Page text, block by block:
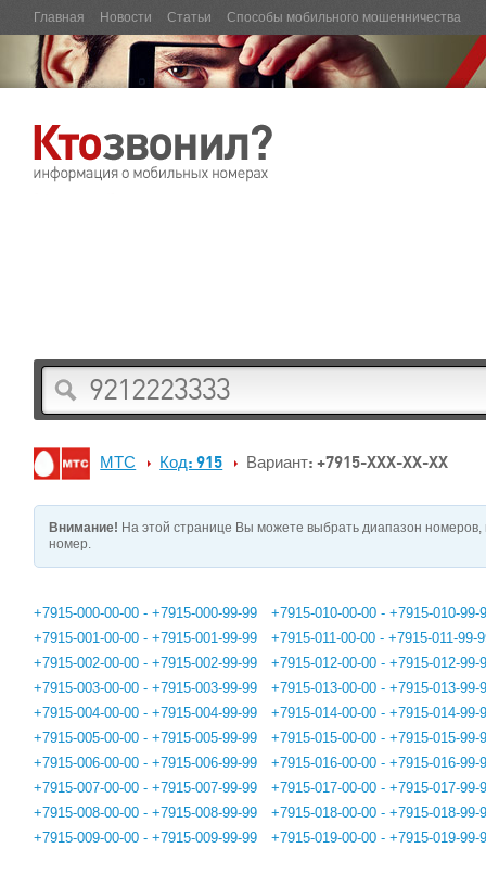
Главная Новости Статьи Способы мобильного мошенничества
МТС Код: 915 Вариант: +7915-XXX-XX-XX
Внимание! На этой странице Вы можете выбрать диапазон
номер.
+7915-000-00-00 - +7915-000-99-99
+7915-001-00-00 - +7915-001-99-99
+7915-002-00-00 - +7915-002-99-99
+7915-003-00-00 - +7915-003-99-99
+7915-004-00-00 - +7915-004-99-99
+7915-005-00-00 - +7915-005-99-99
+7915-006-00-00 - +7915-006-99-99
+7915-007-00-00 - +7915-007-99-99
+7915-008-00-00 - +7915-008-99-99
+7915-009-00-00 - +7915-009-99-99
+7915-010-00-00 - +7915-010-99-
+7915-011-00-00 - +7915-011-99-
+7915-012-00-00 - +7915-012-99-
+7915-013-00-00 - +7915-013-99-
+7915-014-00-00 - +7915-014-99-
+7915-015-00-00 - +7915-015-99-
+7915-016-00-00 - +7915-016-99-
+7915-017-00-00 - +7915-017-99-
+7915-018-00-00 - +7915-018-99-
+7915-019-00-00 - +7915-019-99-